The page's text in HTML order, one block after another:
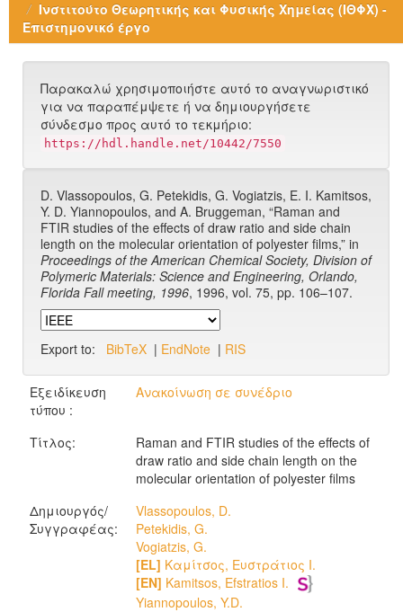
Ινστιτούτο Θεωρητικής και Φυσικής Χημείας (ΙΘΦΧ) -
Επιστημονικό έργο
Παρακαλώ χρησιμοποιήστε αυτό το αναγνωριστικό
για να παραπέμψετε ή να δημιουργήσετε
σύνδεσμο προς αυτό το τεκμήριο:
https://hdl.handle.net/10442/7550
D. Vlassopoulos, G. Petekidis, G. Vogiatzis, E. I. Kamitsos,
Y. D. Yiannopoulos, and A. Bruggeman, “Raman and
FTIR studies of the effects of draw ratio and side chain
length on the molecular orientation of polyester films,” in
Proceedings of the American Chemical Society, Division of
Polymeric Materials: Science and Engineering, Orlando,
Florida Fall meeting, 1996, 1996, vol. 75, pp. 106–107.
Export to: BibTeX | EndNote | RIS
Εξειδίκευση
τύπου :
Ανακοίνωση σε συνέδριο
Τίτλος:
Raman and FTIR studies of the effects of
draw ratio and side chain length on the
molecular orientation of polyester films
Δημιουργός/
Συγγραφέας:
Vlassopoulos, D.
Petekidis, G.
Vogiatzis, G.
[EL] Καμίτσος, Ευστράτιος Ι.
[EN] Kamitsos, Efstratios I.
Yiannopoulos, Y.D.